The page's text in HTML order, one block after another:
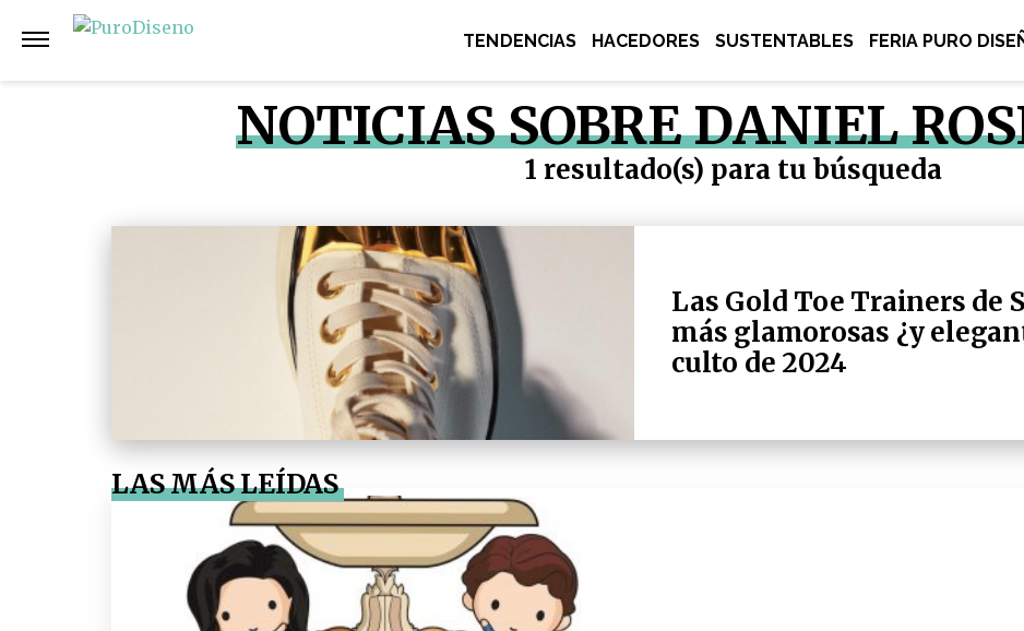
TENDENCIAS HACEDORES SUSTENTABLES FERIA PURO
NOTICIAS SOBRE DANIEL
1 resultado(s) para tu búsqueda
Las Gold Toe Trainers de
más glamorosas ¿y
culto de 2024
LAS MÁS LEÍDAS